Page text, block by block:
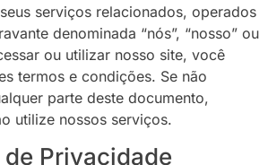
serviços relacionados, operados
denominada “nós”, “nosso” ou
ou utilizar nosso site, você
termos e condições. Se não
parte deste documento,
utilize nossos serviços.
Privacidade